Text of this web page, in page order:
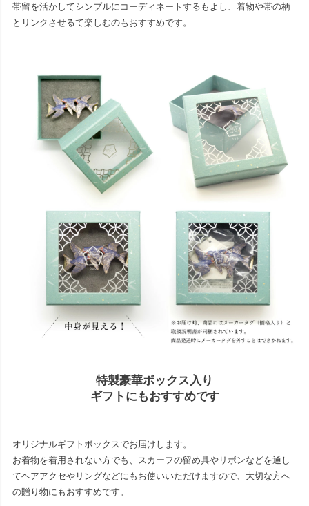
帯留を活かしてシンプルにコーディネートするもよし、着物や帯の柄
とリンクさせるて楽しむのもおすすめです。
特製豪華ボックス入り
ギフトにもおすすめです
オリジナルギフトボックスでお届けします。
お着物を着用されない方でも、スカーフの留め具やリボンなどを通し
てヘアアクセやリングなどにもお使いいただけますので、大切な方へ
の贈り物にもおすすめです。